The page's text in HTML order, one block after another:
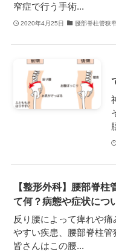
窄症で行う手術...
2020年4月25日 腰部脊柱管狭
【整形外科】腰部脊柱
て何？病態や症状につ
反り腰によって痺れや痛
やすい疾患、腰部脊柱管
皆さんはこの腰...